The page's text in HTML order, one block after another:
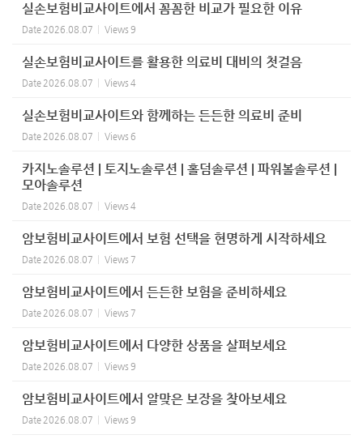
실손보험비교사이트에서 꼼꼼한 비교가 필요한 이유
Date 2026.08.07 Views 9
실손보험비교사이트를 활용한 의료비 대비의 첫걸음
Date 2026.08.07 Views 4
실손보험비교사이트와 함께하는 든든한 의료비 준비
Date 2026.08.07 Views 6
카지노솔루션 | 토지노솔루션 | 홀덤솔루션 | 파워볼솔루션 |
모아솔루션
Date 2026.08.07 Views 4
암보험비교사이트에서 보험 선택을 현명하게 시작하세요
Date 2026.08.07 Views 7
암보험비교사이트에서 든든한 보험을 준비하세요
Date 2026.08.07 Views 7
암보험비교사이트에서 다양한 상품을 살펴보세요
Date 2026.08.07 Views 9
암보험비교사이트에서 알맞은 보장을 찾아보세요
Date 2026.08.07 Views 9